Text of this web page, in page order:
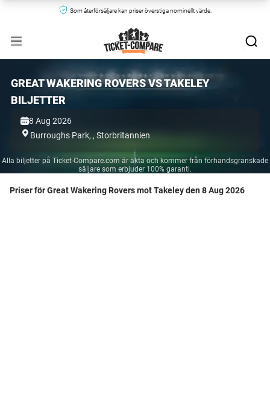
Som återförsäljare kan priser överstiga nominellt värde.
GREAT WAKERING ROVERS VS TAKELEY
BILJETTER
8 Aug 2026
Burroughs Park,,Storbritannien
Alla biljetter på Ticket-Compare.com är äkta och kommer från förhandsgranskade
säljare som erbjuder 100% garanti.
Priser för Great Wakering Rovers mot Takeley den 8 Aug 2026